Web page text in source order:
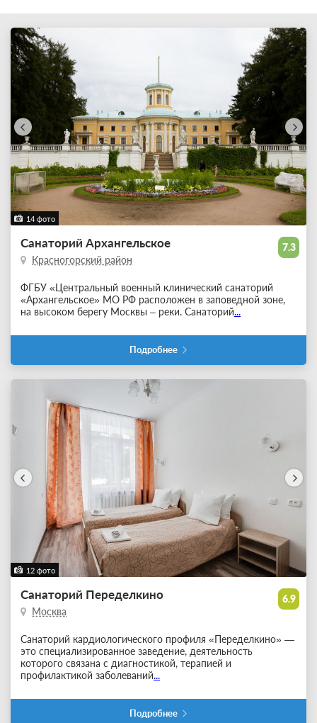
14 фото
7.3
Санаторий Архангельское
Красногорский район
ФГБУ «Центральный военный клинический санаторий
«Архангельское» МО РФ расположен в заповедной зоне,
на высоком берегу Москвы – реки. Санаторий...
Подробнее
12 фото
6.9
Санаторий Переделкино
Москва
Санаторий кардиологического профиля «Переделкино» —
это специализированное заведение, деятельность
которого связана с диагностикой, терапией и
профилактикой заболеваний...
Подробнее